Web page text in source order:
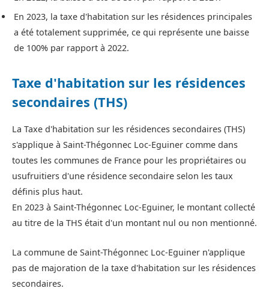
En 2023, la taxe d'habitation sur les résidences principales
a été totalement supprimée, ce qui représente une baisse
de 100% par rapport à 2022.
Taxe d'habitation sur les résidences
secondaires (THS)
La Taxe d'habitation sur les résidences secondaires (THS)
s'applique à Saint-Thégonnec Loc-Eguiner comme dans
toutes les communes de France pour les propriétaires ou
usufruitiers d'une résidence secondaire selon les taux
définis plus haut.
En 2023 à Saint-Thégonnec Loc-Eguiner, le montant collecté
au titre de la THS était d'un montant nul ou non mentionné.
La commune de Saint-Thégonnec Loc-Eguiner n'applique
pas de majoration de la taxe d'habitation sur les résidences
secondaires.